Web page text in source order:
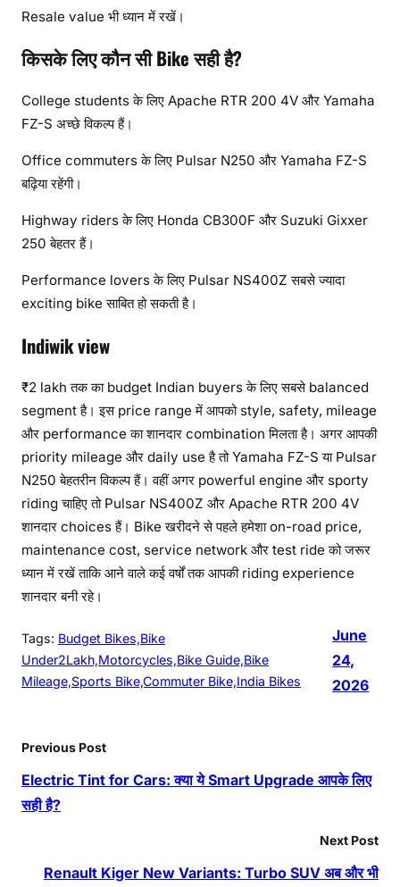
Resale value भी ध्यान में रखें।
किसके लिए कौन सी Bike सही है?
College students के लिए Apache RTR 200 4V और Yamaha
FZ-S अच्छे विकल्प हैं।
Office commuters के लिए Pulsar N250 और Yamaha FZ-S
बढ़िया रहेंगी।
Highway riders के लिए Honda CB300F और Suzuki Gixxer
250 बेहतर हैं।
Performance lovers के लिए Pulsar NS400Z सबसे ज्यादा
exciting bike साबित हो सकती है।
Indiwik view
₹2 lakh तक का budget Indian buyers के लिए सबसे balanced
segment है। इस price range में आपको style, safety, mileage
और performance का शानदार combination मिलता है। अगर आपकी
priority mileage और daily use है तो Yamaha FZ-S या Pulsar
N250 बेहतरीन विकल्प हैं। वहीं अगर powerful engine और sporty
riding चाहिए तो Pulsar NS400Z और Apache RTR 200 4V
शानदार choices हैं। Bike खरीदने से पहले हमेशा on-road price,
maintenance cost, service network और test ride को जरूर
ध्यान में रखें ताकि आने वाले कई वर्षों तक आपकी riding experience
शानदार बनी रहे।
Tags: Budget Bikes,Bike
Under2Lakh,Motorcycles,Bike Guide,Bike
Mileage,Sports Bike,Commuter Bike,India Bikes
June
24,
2026
Previous Post
Electric Tint for Cars: क्या ये Smart Upgrade आपके लिए
सही है?
Next Post
Renault Kiger New Variants: Turbo SUV अब और भी